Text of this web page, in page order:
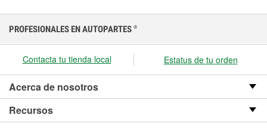
PROFESIONALES EN AUTOPARTES ®
Contacta tu tienda local Estatus de tu orden
Acerca de nosotros
Recursos